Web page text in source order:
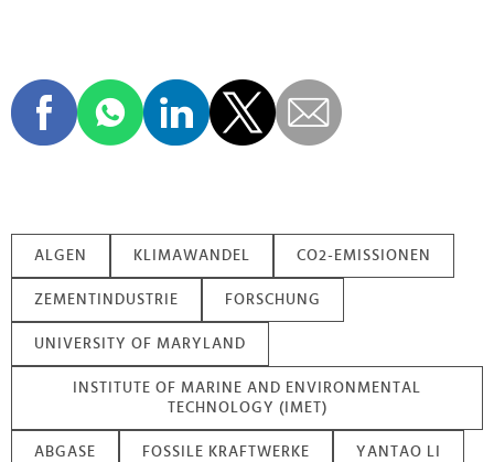
ALGEN KLIMAWANDEL CO2-EMISSIONEN
ZEMENTINDUSTRIE FORSCHUNG
UNIVERSITY OF MARYLAND
INSTITUTE OF MARINE AND ENVIRONMENTAL
TECHNOLOGY (IMET)
ABGASE FOSSILE KRAFTWERKE YANTAO LI